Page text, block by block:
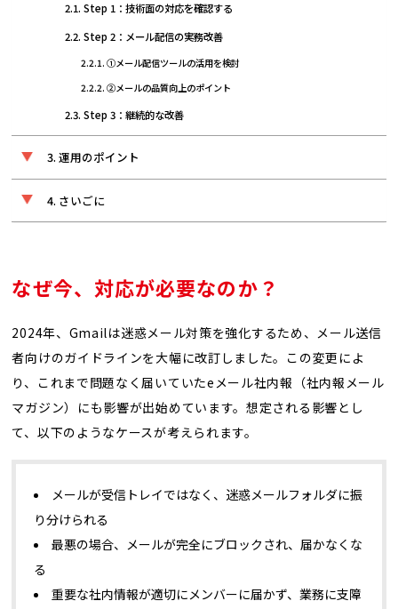
Step 1：技術面の対応を確認する
Step 2：メール配信の実務改善
①メール配信ツールの活用を検討
②メールの品質向上のポイント
Step 3：継続的な改善
運用のポイント
さいごに
なぜ今、対応が必要なのか？
2024年、Gmailは迷惑メール対策を強化するため、メール送信
者向けのガイドラインを大幅に改訂しました。この変更によ
り、これまで問題なく届いていたeメール社内報（社内報メール
マガジン）にも影響が出始めています。想定される影響とし
て、以下のようなケースが考えられます。
メールが受信トレイではなく、迷惑メールフォルダに振
り分けられる
最悪の場合、メールが完全にブロックされ、届かなくな
る
重要な社内情報が適切にメンバーに届かず、業務に支障